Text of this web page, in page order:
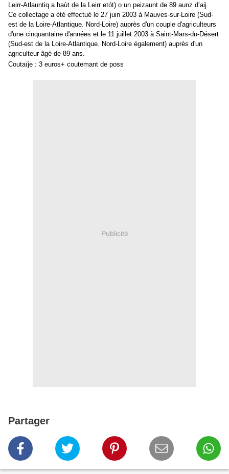
Leirr-Atlauntiq a haùt de la Leirr etót) o un peizaunt de 89 aunz d’aij.
Ce collectage a été effectué le 27 juin 2003 à Mauves-sur-Loire (Sud-
est de la Loire-Atlantique. Nord-Loire) auprès d'un couple d'agriculteurs
d'une cinquantaine d'années et le 11 juillet 2003 à Saint-Mars-du-Désert
(Sud-est de la Loire-Atlantique. Nord-Loire également) auprès d'un
agriculteur âgé de 89 ans.
Coutaïje : 3 euros+ coutemant de poss
Publicité
Partager